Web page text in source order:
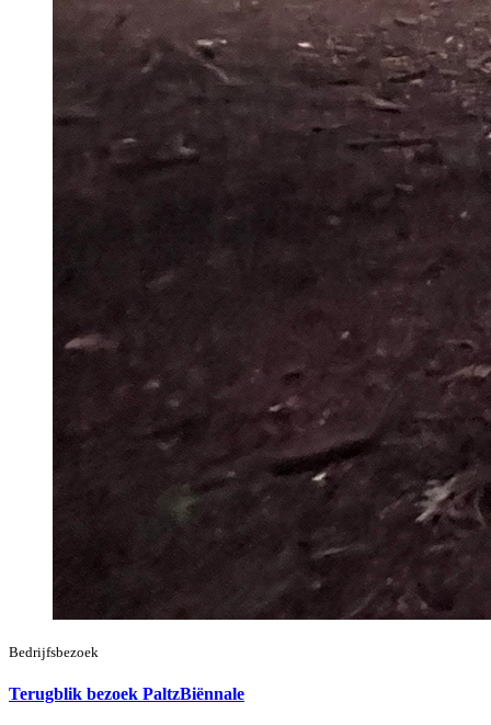
Bedrijfsbezoek
Terugblik bezoek PaltzBiënnale